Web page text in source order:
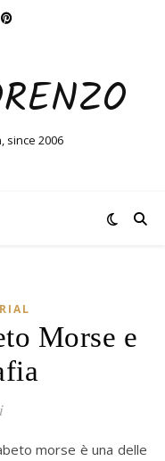
since 2006
Morse e